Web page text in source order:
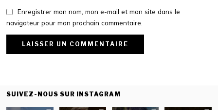
Enregistrer mon nom, mon e-mail et mon site dans le
navigateur pour mon prochain commentaire.
SUIVEZ-NOUS SUR INSTAGRAM